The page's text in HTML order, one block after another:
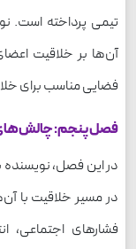
تیمی پرداخته است.
آن‌ها بر خلاقیت
فضایی مناسب برای
فصل پنجم:
در این فصل،
در مسیر خلاقیت با
فشارهای